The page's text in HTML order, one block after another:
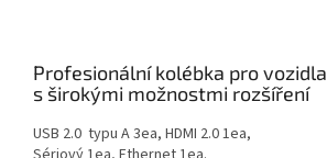
Profesionální kolébka pro vozidla
s širokými možnostmi rozšíření
USB 2.0 typu A 3ea, HDMI 2.0 1ea,